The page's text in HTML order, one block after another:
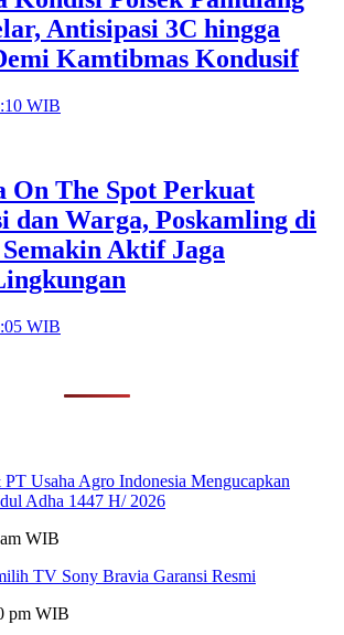
Antisipasi 3C hingga
Kamtibmas Kondusif
WIB
On The Spot Perkuat
dan Warga, Poskamling di
Semakin Aktif Jaga
WIB
Usaha Agro Indonesia Mengucapkan
Adha 1447 H/ 2026
WIB
TV Sony Bravia Garansi Resmi
pm WIB